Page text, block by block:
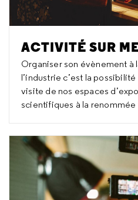
ACTIVITÉ SUR
Organiser son évènement à
l’industrie c’est la
visite de nos espaces
scientifiques à la